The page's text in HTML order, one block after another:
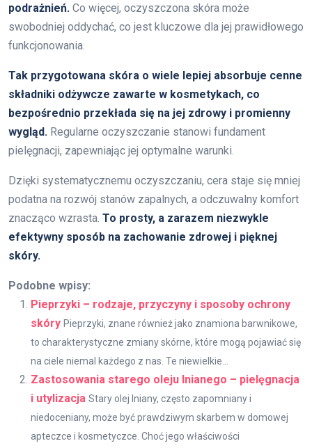
podrażnień. Co więcej, oczyszczona skóra może
swobodniej oddychać, co jest kluczowe dla jej prawidłowego
funkcjonowania.
Tak przygotowana skóra o wiele lepiej absorbuje cenne
składniki odżywcze zawarte w kosmetykach, co
bezpośrednio przekłada się na jej zdrowy i promienny
wygląd. Regularne oczyszczanie stanowi fundament
pielęgnacji, zapewniając jej optymalne warunki.
Dzięki systematycznemu oczyszczaniu, cera staje się mniej
podatna na rozwój stanów zapalnych, a odczuwalny komfort
znacząco wzrasta. To prosty, a zarazem niezwykle
efektywny sposób na zachowanie zdrowej i pięknej
skóry.
Podobne wpisy:
Pieprzyki – rodzaje, przyczyny i sposoby ochrony
skóry Pieprzyki, znane również jako znamiona barwnikowe,
to charakterystyczne zmiany skórne, które mogą pojawiać się
na ciele niemal każdego z nas. Te niewielkie...
Zastosowania starego oleju lnianego – pielęgnacja
i utylizacja Stary olej lniany, często zapomniany i
niedoceniany, może być prawdziwym skarbem w domowej
apteczce i kosmetyczce. Choć jego właściwości